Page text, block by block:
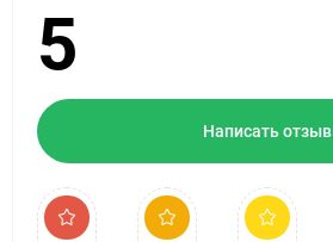
5
Написать отзыв